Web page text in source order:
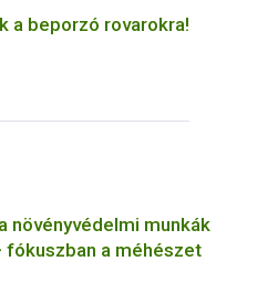
a beporzó rovarokra!
növényvédelmi munkák
a méhészet